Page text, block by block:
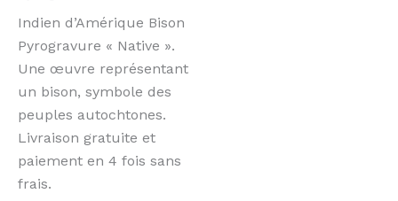
Indien d’Amérique Bison
Pyrogravure « Native ».
Une œuvre représentant
un bison, symbole des
peuples autochtones.
Livraison gratuite et
paiement en 4 fois sans
frais.